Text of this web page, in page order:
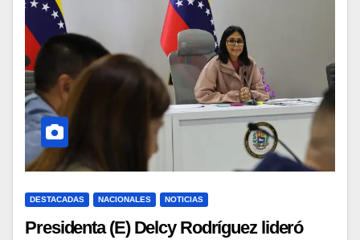
DESTACADAS NACIONALES NOTICIAS
Presidenta (E) Delcy Rodríguez lideró